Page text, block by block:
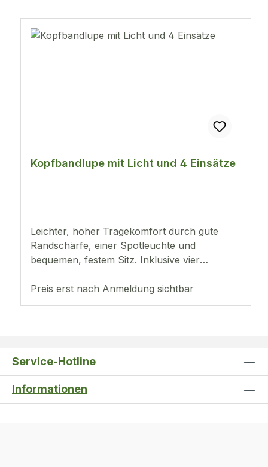
Kopfbandlupe mit Licht und 4 Einsätze
Leichter, hoher Tragekomfort durch gute
Randschärfe, einer Spotleuchte und
bequemen, festem Sitz. Inklusive vier
Kunststofflinsen.Vergrößerungen:1,2-fach1,8-
fach2,5-fach3,5-fach
Preis erst nach Anmeldung sichtbar
Service-Hotline
Informationen